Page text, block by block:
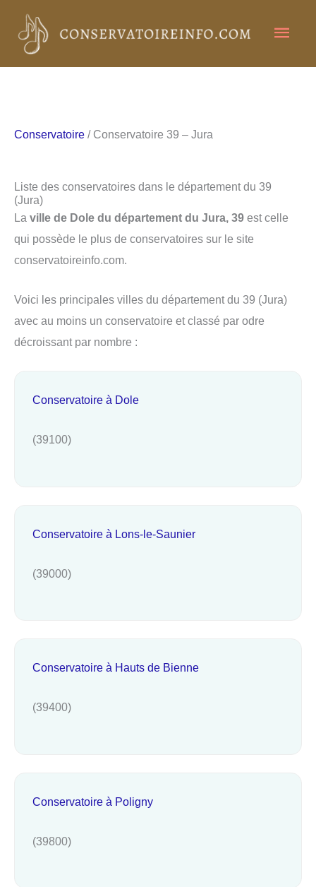
contenu
Conservatoire / Conservatoire 39 – Jura
Liste des conservatoires dans le département du 39
(Jura)
La ville de Dole du département du Jura, 39 est celle
qui possède le plus de conservatoires sur le site
conservatoireinfo.com.
Voici les principales villes du département du 39 (Jura)
avec au moins un conservatoire et classé par odre
décroissant par nombre :
Conservatoire à Dole
(39100)
Conservatoire à Lons-le-Saunier
(39000)
Conservatoire à Hauts de Bienne
(39400)
Conservatoire à Poligny
(39800)